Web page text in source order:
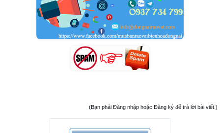
(Bạn phải Đăng nhập hoặc Đăng ký để trả lời bài viết.)